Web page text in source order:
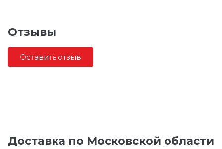
Отзывы
Оставить отзыв
Доставка по Московской области